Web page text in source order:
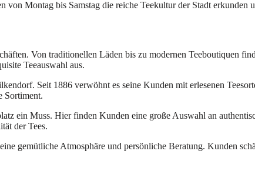
Montag bis Samstag die reiche Teekultur der Stadt erkunden
Von traditionellen Läden bis zu modernen Teeboutiquen
Teeauswahl aus.
Seit 1886 verwöhnt es seine Kunden mit erlesenen
Sortiment.
ein Muss. Hier finden Kunden eine große Auswahl an
der Tees.
gemütliche Atmosphäre und persönliche Beratung. Kunden